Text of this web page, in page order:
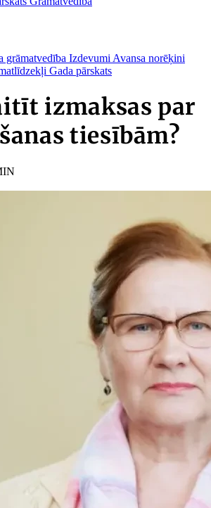
grāmatvedība Izdevumi Avansa norēķini
Gada pārskats
izmaksas par
tiesībām?